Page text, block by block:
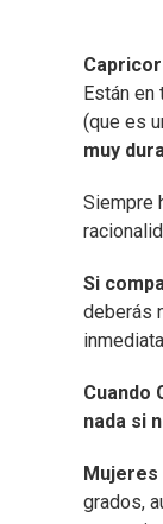
Están
(que es
muy
Siempre
Si
deberás
Cuando
nada si
grados,